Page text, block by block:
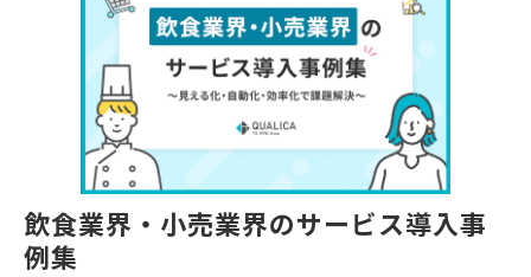
飲食業界・小売業界のサービス導入事
例集